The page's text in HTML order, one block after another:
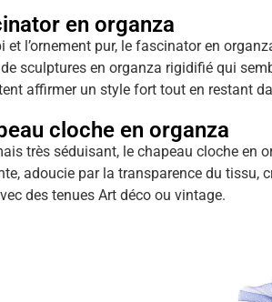
en organza
et l’ornement pur, le fascinator en
sculptures en organza rigidifié qui
affirmer un style fort tout en restant
cloche en organza
très séduisant, le chapeau cloche en
adoucie par la transparence du tissu,
des tenues Art déco ou vintage.